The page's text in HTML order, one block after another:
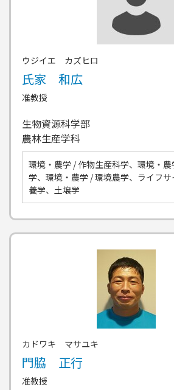
ウジイエ カズヒロ
氏家 和広
准教授
生物資源科学部
農林生産学科
環境・農学 / 作物生産科学、環境・
学、環境・農学 / 環境農学、ライフ
養学、土壌学
カドワキ マサユキ
門脇 正行
准教授